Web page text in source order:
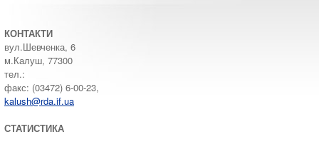
КОНТАКТИ
вул.Шевченка, 6
м.Калуш, 77300
тел.:
факс: (03472) 6-00-23,
kalush@rda.if.ua
СТАТИСТИКА